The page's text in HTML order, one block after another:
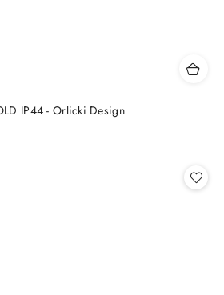
IP44 - Orlicki Design